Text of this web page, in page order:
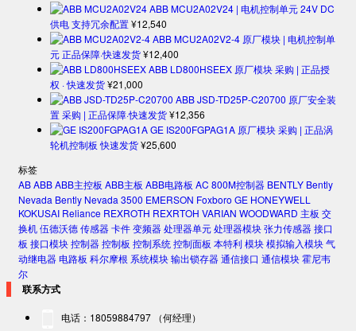
ABB MCU2A02V24 | 电机控制单元 24V DC
供电 支持冗余配置¥12,540
ABB MCU2A02V2-4 原厂模块 | 电机控制单
元 正品保障·快速发货¥12,400
ABB LD800HSEEX 原厂模块 采购 | 正品授
权 · 快速发货¥21,000
ABB JSD-TD25P-C20700 原厂安全装
置 采购 | 正品保障·快速发货¥12,356
GE IS200FGPAG1A 原厂模块 采购 | 正品涡
轮机控制板 快速发货¥25,600
标签
ABABBABB主控板 ABB主板 ABB电路板 AC 800M控制器 BENTLY Bently
Nevada Bently Nevada 3500 EMERSON Foxboro GE HONEYWELL
KOKUSAI Reliance REXROTH REXRTOH VARIAN WOODWARD 主板 交
换机伍德沃德传感器卡件变频器处理器单元处理器模块张力传感器接口
板 接口模块控制器控制板 控制系统控制面板 本特利模块模拟输入模块气
动继电器电路板 科尔摩根 系统模块输出锁存器通信接口 通信模块霍尼韦
尔
联系方式
电话：18059884797 （何经理）